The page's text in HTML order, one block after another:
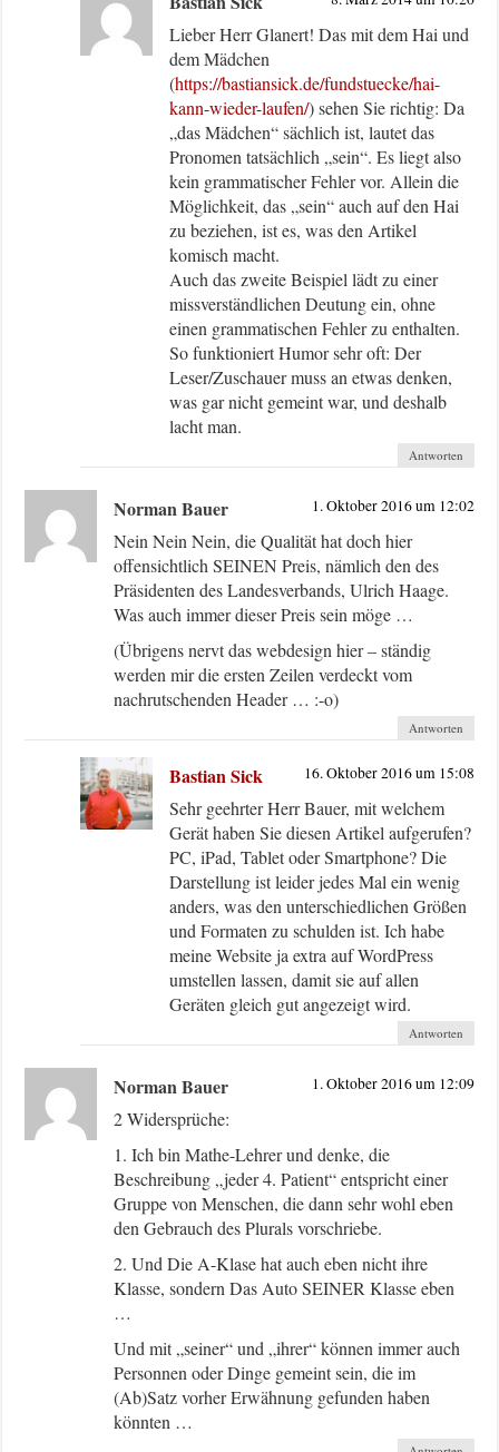
Lieber Herr Glanert! Das mit dem Hai und
dem Mädchen
(https://bastiansick.de/fundstuecke/hai-
kann-wieder-laufen/) sehen Sie richtig: Da
„das Mädchen“ sächlich ist, lautet das
Pronomen tatsächlich „sein“. Es liegt also
kein grammatischer Fehler vor. Allein die
Möglichkeit, das „sein“ auch auf den Hai
zu beziehen, ist es, was den Artikel
komisch macht.
Auch das zweite Beispiel lädt zu einer
missverständlichen Deutung ein, ohne
einen grammatischen Fehler zu enthalten.
So funktioniert Humor sehr oft: Der
Leser/Zuschauer muss an etwas denken,
was gar nicht gemeint war, und deshalb
lacht man.
Antworten
Norman Bauer 1. Oktober 2016 um 12:02
Nein Nein Nein, die Qualität hat doch hier
offensichtlich SEINEN Preis, nämlich den des
Präsidenten des Landesverbands, Ulrich Haage.
Was auch immer dieser Preis sein möge …
(Übrigens nervt das webdesign hier – ständig
werden mir die ersten Zeilen verdeckt vom
nachrutschenden Header … :-o)
Antworten
Bastian Sick 16. Oktober 2016 um 15:08
Sehr geehrter Herr Bauer, mit welchem
Gerät haben Sie diesen Artikel aufgerufen?
PC, iPad, Tablet oder Smartphone? Die
Darstellung ist leider jedes Mal ein wenig
anders, was den unterschiedlichen Größen
und Formaten zu schulden ist. Ich habe
meine Website ja extra auf WordPress
umstellen lassen, damit sie auf allen
Geräten gleich gut angezeigt wird.
Antworten
Norman Bauer 1. Oktober 2016 um 12:09
2 Widersprüche:
1. Ich bin Mathe-Lehrer und denke, die
Beschreibung „jeder 4. Patient“ entspricht einer
Gruppe von Menschen, die dann sehr wohl eben
den Gebrauch des Plurals vorschriebe.
2. Und Die A-Klase hat auch eben nicht ihre
Klasse, sondern Das Auto SEINER Klasse eben
…
Und mit „seiner“ und „ihrer“ können immer auch
Personnen oder Dinge gemeint sein, die im
(Ab)Satz vorher Erwähnung gefunden haben
könnten …